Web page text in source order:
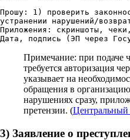
Прошу: 1) проверить
устранении нарушений/
Приложения: скриншоты,
Примечание: при подаче
требуется авторизация
указывает на
обращения в
нарушениях сразу,
претензии. (Центральный
3) Заявление о